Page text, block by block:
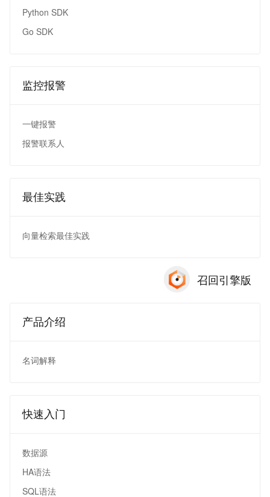
Python SDK
Go SDK
监控报警
一键报警
报警联系人
最佳实践
向量检索最佳实践
召回引擎版
产品介绍
名词解释
快速入门
数据源
HA语法
SQL语法